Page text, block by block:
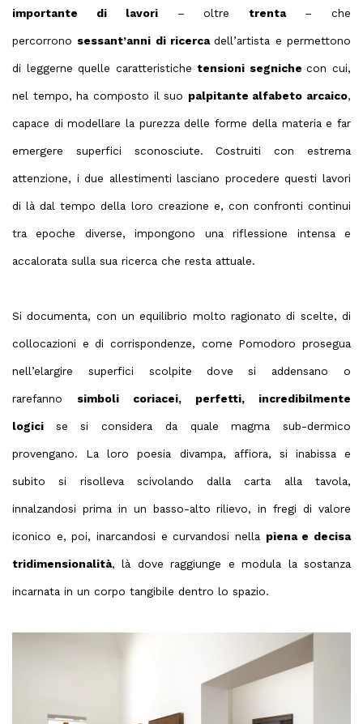
importante di lavori– oltretrenta – che
percorrono sessant’anni di ricercadell’artista e permettono
di leggerne quelle caratteristichetensioni segnichecon cui,
nel tempo, ha composto il suo palpitante alfabeto arcaico,
capace di modellare la purezza delle forme della materia e far
emergere superfici sconosciute. Costruiti con estrema
attenzione, i due allestimenti lasciano procedere questi lavori
di là dal tempo della loro creazione e, con confronti continui
tra epoche diverse, impongono una riflessione intensa e
accalorata sulla sua ricerca che resta attuale.
Si documenta, con un equilibrio molto ragionato di scelte, di
collocazioni e di corrispondenze, come Pomodoro prosegua
nell’elargire superfici scolpite dove si addensano o
rarefanno simboli coriacei, perfetti, incredibilmente
logici se si considera da quale magma sub-dermico
provengano. La loro poesia divampa, affiora, si inabissa e
subito si risolleva scivolando dalla carta alla tavola,
innalzandosi prima in un basso-alto rilievo, in fregi di valore
iconico e, poi, inarcandosi e curvandosi nella piena e decisa
tridimensionalità, là dove raggiunge e modula la sostanza
incarnata in un corpo tangibile dentro lo spazio.